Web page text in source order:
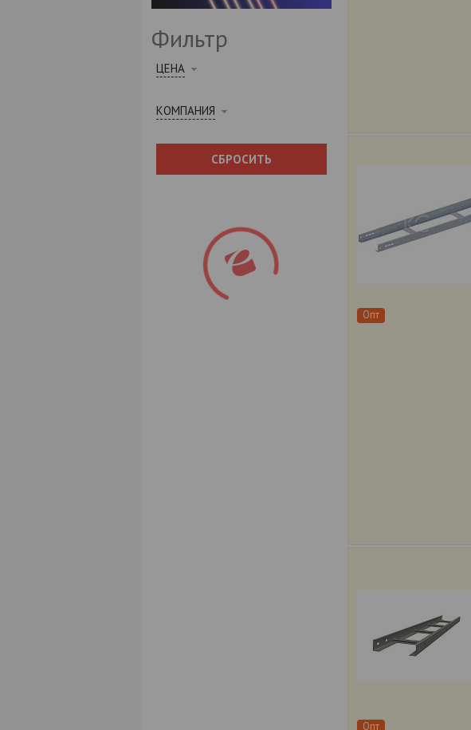
Фильтр
ЦЕНА
КОМПАНИЯ
СБРОСИТЬ
Опт
Опт